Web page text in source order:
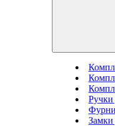
Ручки
Замки